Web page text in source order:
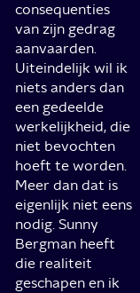
consequenties
van zijn gedrag
aanvaarden.
Uiteindelijk wil ik
niets anders dan
een gedeelde
werkelijkheid, die
niet bevochten
hoeft te worden.
Meer dan dat is
eigenlijk niet eens
nodig. Sunny
Bergman heeft
die realiteit
geschapen en ik